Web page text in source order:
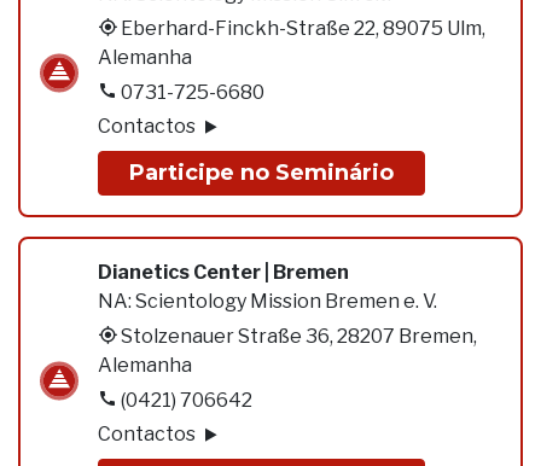
Eberhard-Finckh-Straße 22, 89075 Ulm,
Alemanha
0731-725-6680
Contactos
Participe no Seminário
Dianetics Center | Bremen
NA: Scientology Mission Bremen e. V.
Stolzenauer Straße 36, 28207 Bremen,
Alemanha
(0421) 706642
Contactos